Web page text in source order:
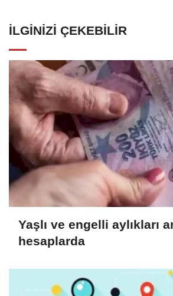
İLGINIZI ÇEKEBILIR
Yaşlı ve engelli aylıkları
hesaplarda